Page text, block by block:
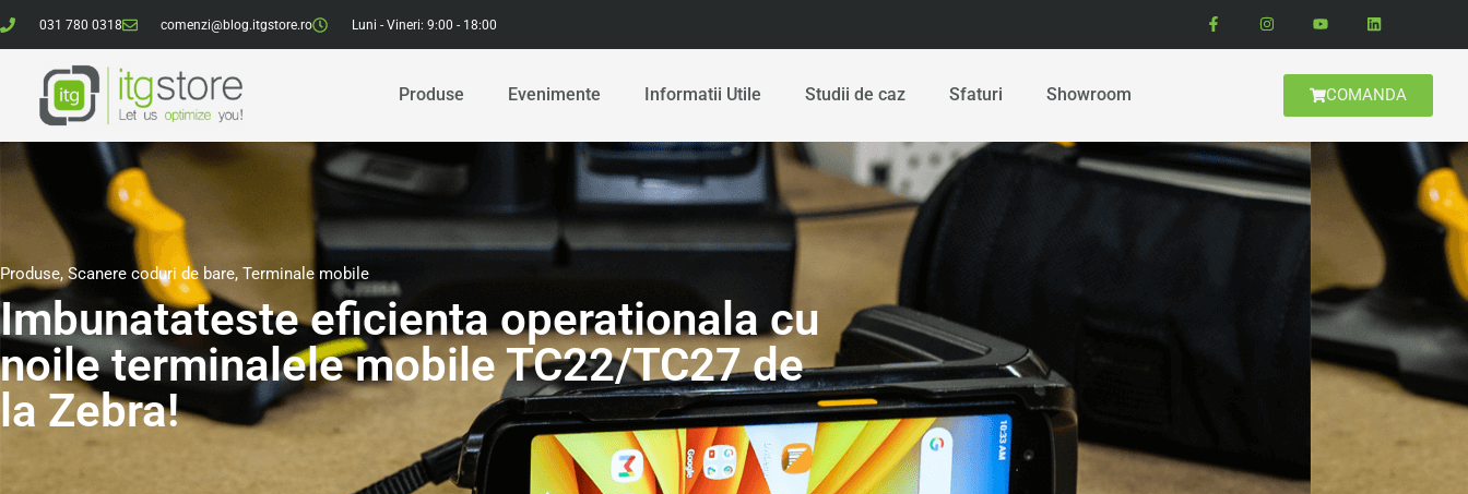
031 780 0318 comenzi@blog.itgstore.ro Luni - Vineri: 9:00 - 18:00
Produse Evenimente Informatii Utile Studii de caz Sfaturi Showroom COMANDA
Produse, Scanere coduri de bare, Terminale mobile
Imbunatateste eficienta operationala cu
noile terminalele mobile TC22/TC27 de
la Zebra!